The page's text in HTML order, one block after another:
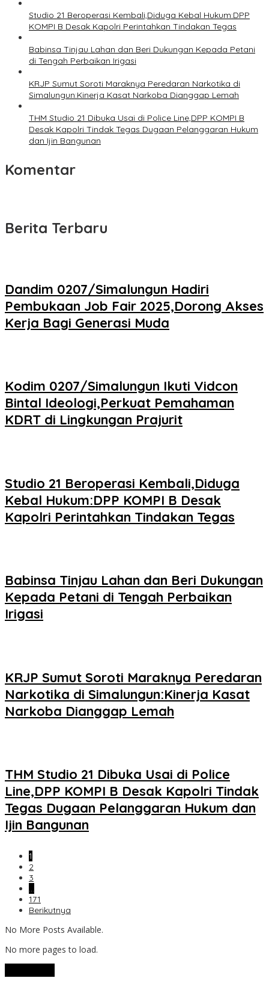
Studio 21 Beroperasi Kembali,Diduga Kebal Hukum:DPP
KOMPI B Desak Kapolri Perintahkan Tindakan Tegas
Babinsa Tinjau Lahan dan Beri Dukungan Kepada Petani
di Tengah Perbaikan Irigasi
KRJP Sumut Soroti Maraknya Peredaran Narkotika di
Simalungun:Kinerja Kasat Narkoba Dianggap Lemah
THM Studio 21 Dibuka Usai di Police Line,DPP KOMPI B
Desak Kapolri Tindak Tegas Dugaan Pelanggaran Hukum
dan Ijin Bangunan
Komentar
Berita Terbaru
Dandim 0207/Simalungun Hadiri
Pembukaan Job Fair 2025,Dorong Akses
Kerja Bagi Generasi Muda
Kodim 0207/Simalungun Ikuti Vidcon
Bintal Ideologi,Perkuat Pemahaman
KDRT di Lingkungan Prajurit
Studio 21 Beroperasi Kembali,Diduga
Kebal Hukum:DPP KOMPI B Desak
Kapolri Perintahkan Tindakan Tegas
Babinsa Tinjau Lahan dan Beri Dukungan
Kepada Petani di Tengah Perbaikan
Irigasi
KRJP Sumut Soroti Maraknya Peredaran
Narkotika di Simalungun:Kinerja Kasat
Narkoba Dianggap Lemah
THM Studio 21 Dibuka Usai di Police
Line,DPP KOMPI B Desak Kapolri Tindak
Tegas Dugaan Pelanggaran Hukum dan
Ijin Bangunan
1
2
3
…
171
Berikutnya
No More Posts Available.
No more pages to load.